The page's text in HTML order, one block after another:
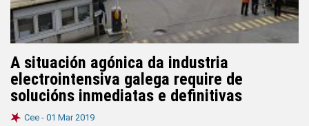
A situación agónica da industria
electrointensiva galega require de
solucións inmediatas e definitivas
Cee - 01 Mar 2019